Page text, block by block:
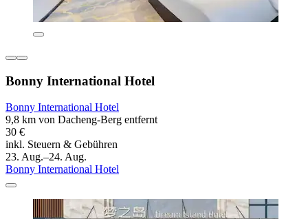
Bonny International Hotel
Bonny International Hotel
9,8 km von Dacheng-Berg entfernt
30 €
inkl. Steuern & Gebühren
23. Aug.–24. Aug.
Bonny International Hotel